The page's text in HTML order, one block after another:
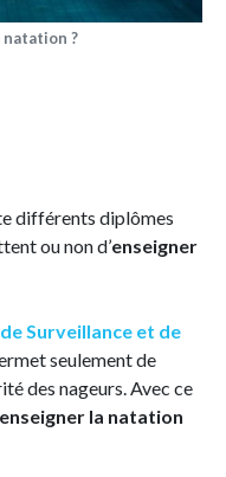
?
différents diplômes
ou non d’enseigner
Surveillance et de
seulement de
des nageurs. Avec ce
enseigner la natation